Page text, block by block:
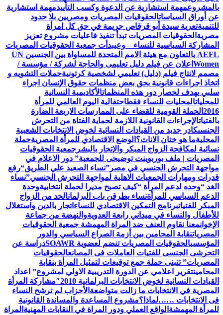
بالمشروعمهمة استشارية عن الدعوة وكسب التأييدمهمة استشارية
عن أوراق السياساتالحقوقيات المصريات ومصريين بلا حدود
للتنميةتعرية سيدة أبو قرقاص جريمة في حق كل امرأة
مصرية الحقوقيات المصريات تبدأ تنفيذ فاعليات مشروع تعزيز
المشاركة السياسية للنساء – وعيبدأت جمعية الحقوقيات المصريات
AEFL بالتعاون مع هيئة الامم المتحدة للمساواة بين الجنسين UN
Women اعلان عن فيلم دليل تعليمى والحاجة لشركة / مؤسسة /
مصمم لانتاج فيلم (دليل) تعليمي لشخصية كرتونيةحملات التشويه و
اتخاذ اجراءات قانونية بحق بعض منظمات حقوق الإنسان اجراء
سلبي يهدف لحصار دور هذه المنظماتالأكاديمية النسائية
للمحلياتالمحليات للنساء فقطاحتفالية اليوم العالمي للمرأة
2016 الحملة القومية للقضاء على الممارسات الاربعة الضارة
بالفتياتالإجراءات القانونية اللازمة لحماية الفتاة من التحرش
الجنسىكادر جديد من القيادات النسائية لخوض الانتخابات الشعبية
المحليةما هو ختان الاناث؟ الوضع الاقتصادي للمرأة المصريةحملة
نسائية لمكافحة الزواج المبكر والإتجار بالبشر جمعية الحقوقيات
المصريات | ملف بوربوينت توضيحى للجمعية” دور الاعلام في
مواجهة التحرش الجنسي في مصر”نساء الصعيد علي الطريق“رفع
قدرات ومهارات الجمعيات الاهلية لمواجهة التحرش الجنسي”نساء
الغد “وحده لدعم المرأة “كيف تصبح مديرا لحملة انتخابيةوحدة
الدعم السياسي للمرأةنساء يطرقن باب البرلمانالحد من الزواج
المبكر للفتياتبرنامج التمكين الاقتصادي للنساء اتجار بالدين واستغلال
للأطفال والنساء في ميداني رابعة العدويةوالنهضة من جماعة
الإخوانمعنا نقاوم العنف ضد المراة المهمشة جمعية الحقوقيات
المصرياتنقابة المحامين بين أزمة الصراع السياسي والدور
المؤسسيالحقوقيات المصريات تنضم لعضوية SOAWR
دراسة عن
التحرشى الجنسى للفتيات العاملات فى المصانعالحقوقيات
المصريات” تتبنى حملة جمع توقيعات لتمثيل المرأة بنقابة
المحامينتقرير اعلامي عن الدورة التدريبية الاولي لمشروع” اعداد
القيادات النسائية لخوض الانتخابات البرلمانية 2010″
مشاركة المرأة
المصرية في الانتخابات ما زالت متواضعة الأحزاب لم ترشح النساء
فى الانتخابات ……لماذا؟مشروع المساعدة والمساندة القانونية
للمرأة المهمشة الواقع العملي ودور المراة في النقابات المهنية المراة